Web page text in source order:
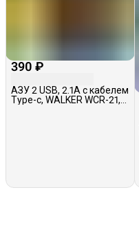
390 ₽
АЗУ 2 USB, 2.1A c кабелем
Type-c, WALKER WCR-21,